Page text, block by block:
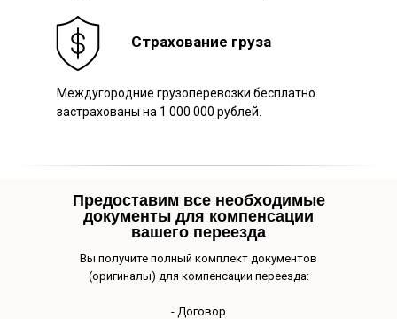
Страхование груза
Междугородние грузоперевозки бесплатно
застрахованы на 1 000 000 рублей.
Вы получите полный комплект документов
(оригиналы) для компенсации переезда:
- Договор
Предоставим все необходимые
документы для компенсации
вашего переезда
Наш